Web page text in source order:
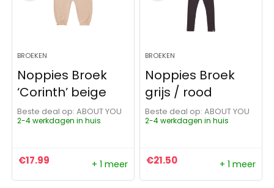
BROEKEN
Noppies Broek
‘Corinth’ beige
Beste deal op:
ABOUT YOU
2-4 werkdagen in huis
€17.99 + 1 meer
BROEKEN
Noppies Broek
grijs / rood
Beste deal op:
ABOUT YOU
2-4 werkdagen in huis
€21.50 + 1 meer